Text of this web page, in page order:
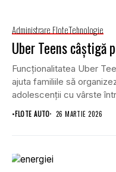
Administrare FloteTehnologie
Uber Teens câștigă
Funcționalitatea Uber
ajuta familiile să
adolescenții cu vârste
•FLOTE AUTO 26 MARTIE 2026